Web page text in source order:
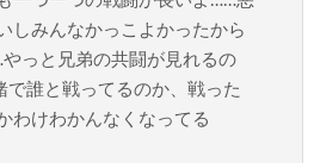
しみんなかっこよかったから
っと兄弟の共闘が見れるの
誰と戦ってるのか、戦った
わけわかんなくなってる